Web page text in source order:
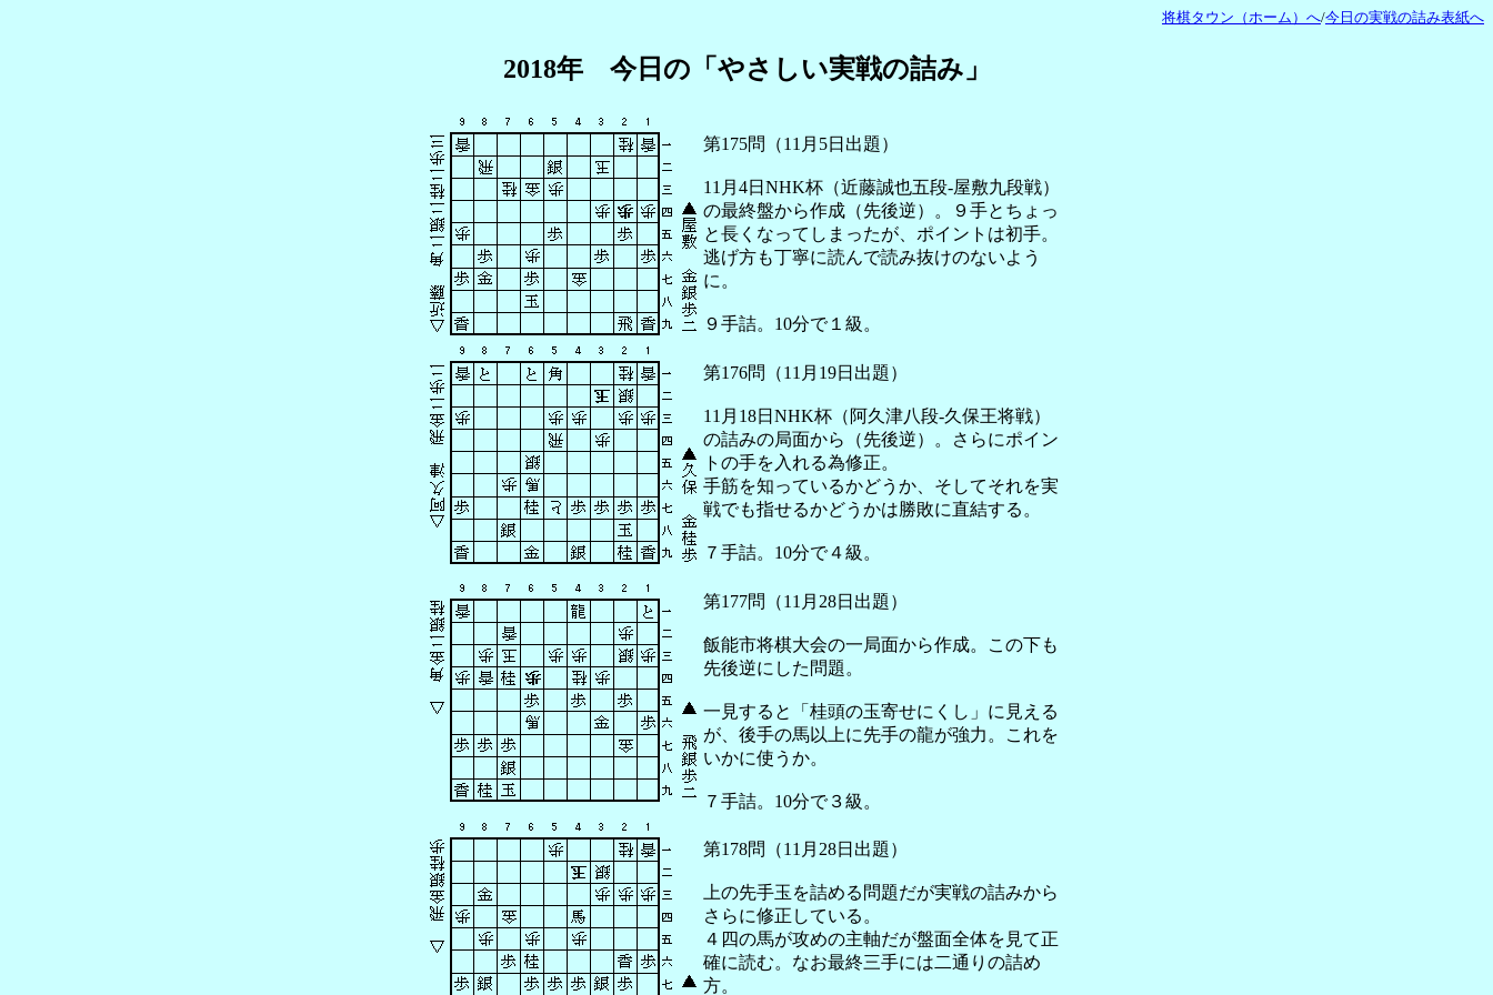
将棋タウン（ホーム）へ/今日の実戦の詰み表紙へ
2018年 今日の「やさしい実戦の詰み」
第175問（11月5日出題）
11月4日NHK杯（近藤誠也五段-屋敷九段戦）
の最終盤から作成（先後逆）。９手とちょっ
と長くなってしまったが、ポイントは初手。
逃げ方も丁寧に読んで読み抜けのないよう
に。
９手詰。10分で１級。
第176問（11月19日出題）
11月18日NHK杯（阿久津八段-久保王将戦）
の詰みの局面から（先後逆）。さらにポイン
トの手を入れる為修正。
手筋を知っているかどうか、そしてそれを実
戦でも指せるかどうかは勝敗に直結する。
７手詰。10分で４級。
第177問（11月28日出題）
飯能市将棋大会の一局面から作成。この下も
先後逆にした問題。
一見すると「桂頭の玉寄せにくし」に見える
が、後手の馬以上に先手の龍が強力。これを
いかに使うか。
７手詰。10分で３級。
第178問（11月28日出題）
上の先手玉を詰める問題だが実戦の詰みから
さらに修正している。
４四の馬が攻めの主軸だが盤面全体を見て正
確に読む。なお最終三手には二通りの詰め
方。